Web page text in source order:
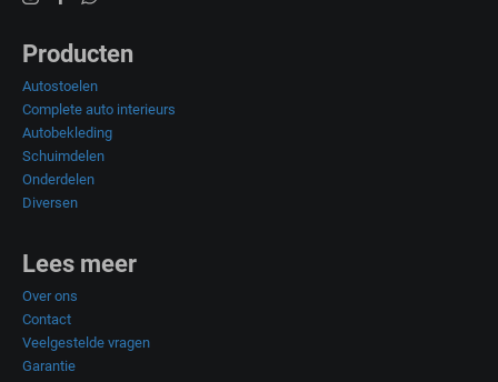
Producten
Autostoelen
Complete auto interieurs
Autobekleding
Schuimdelen
Onderdelen
Diversen
Lees meer
Over ons
Contact
Veelgestelde vragen
Garantie